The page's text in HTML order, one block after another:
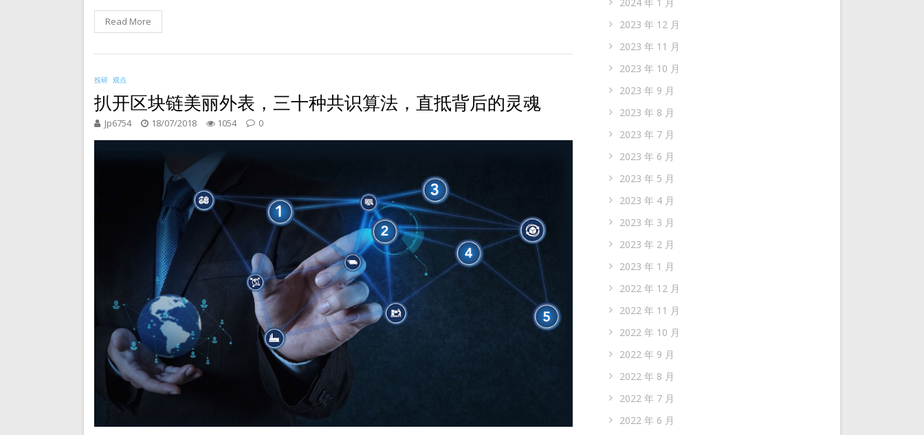
Read More
投研 观点
扒开区块链美丽外表，三十种共识算法，直抵背后的灵魂
Jp6754 18/07/2018 1054 0
2023 年 12 月
2023 年 11 月
2023 年 10 月
2023 年 9 月
2023 年 8 月
2023 年 7 月
2023 年 6 月
2023 年 5 月
2023 年 4 月
2023 年 3 月
2023 年 2 月
2023 年 1 月
2022 年 12 月
2022 年 11 月
2022 年 10 月
2022 年 9 月
2022 年 8 月
2022 年 7 月
2022 年 6 月